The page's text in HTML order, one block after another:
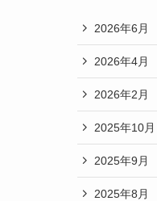
2026年6月
2026年4月
2026年2月
2025年10月
2025年9月
2025年8月